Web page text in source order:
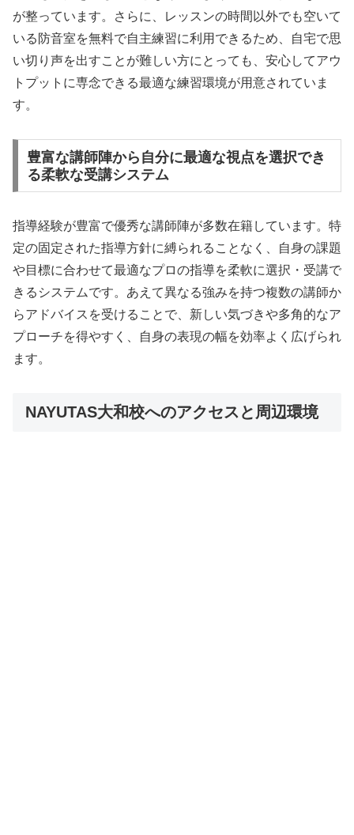
が整っています。さらに、レッスンの時間以外でも空いて
いる防音室を無料で自主練習に利用できるため、自宅で思
い切り声を出すことが難しい方にとっても、安心してアウ
トプットに専念できる最適な練習環境が用意されていま
す。
豊富な講師陣から自分に最適な視点を選択でき
る柔軟な受講システム
指導経験が豊富で優秀な講師陣が多数在籍しています。特
定の固定された指導方針に縛られることなく、自身の課題
や目標に合わせて最適なプロの指導を柔軟に選択・受講で
きるシステムです。あえて異なる強みを持つ複数の講師か
らアドバイスを受けることで、新しい気づきや多角的なア
プローチを得やすく、自身の表現の幅を効率よく広げられ
ます。
NAYUTAS大和校へのアクセスと周辺環境